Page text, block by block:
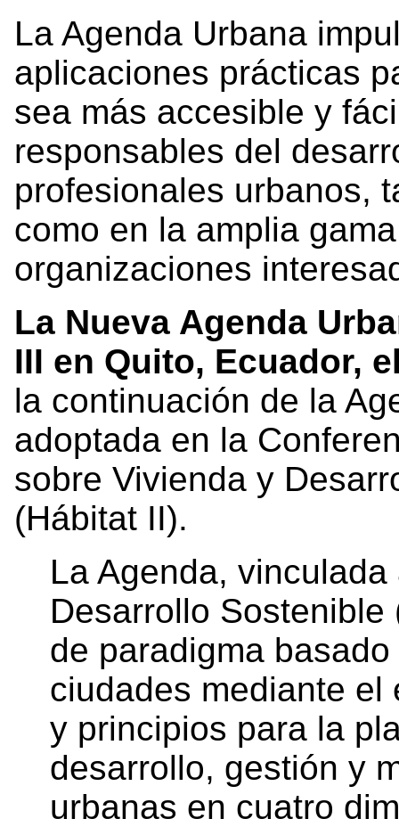
La Agenda Urbana
aplicaciones prácticas
sea más accesible y
responsables del
profesionales urbanos,
como en la amplia
organizaciones
La Nueva Agenda
III en Quito, Ecuador,
la continuación de la
adoptada en la
sobre Vivienda y
(Hábitat II).
La Agenda,
Desarrollo
de paradigma
ciudades mediante el
y principios para la
desarrollo, gestión y
urbanas en cuatro